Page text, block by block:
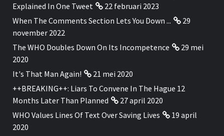
Explained In One Tweet
22 februari 2023
When The Comments Section Lets You Down ...
29
november 2022
The WHO Doubles Down On Its Incompetence
29 mei
2020
It's That Man Again!
21 mei 2020
++BREAKING++: Liars To Convene In The Hague 12
Months Later Than Planned
27 april 2020
WHO Values Lines Of Text Over Saving Lives
19 april
2020